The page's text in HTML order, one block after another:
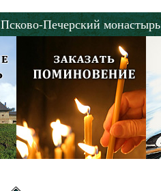
Псково-Печерский монастырь